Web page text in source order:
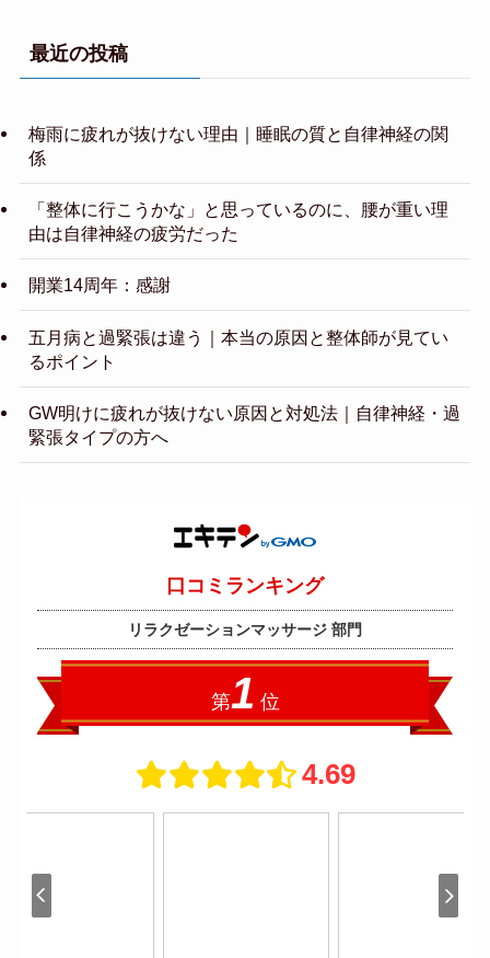
最近の投稿
梅雨に疲れが抜けない理由｜睡眠の質と自律神経の関
係
「整体に行こうかな」と思っているのに、腰が重い理
由は自律神経の疲労だった
開業14周年：感謝
五月病と過緊張は違う｜本当の原因と整体師が見てい
るポイント
GW明けに疲れが抜けない原因と対処法｜自律神経・過
緊張タイプの方へ